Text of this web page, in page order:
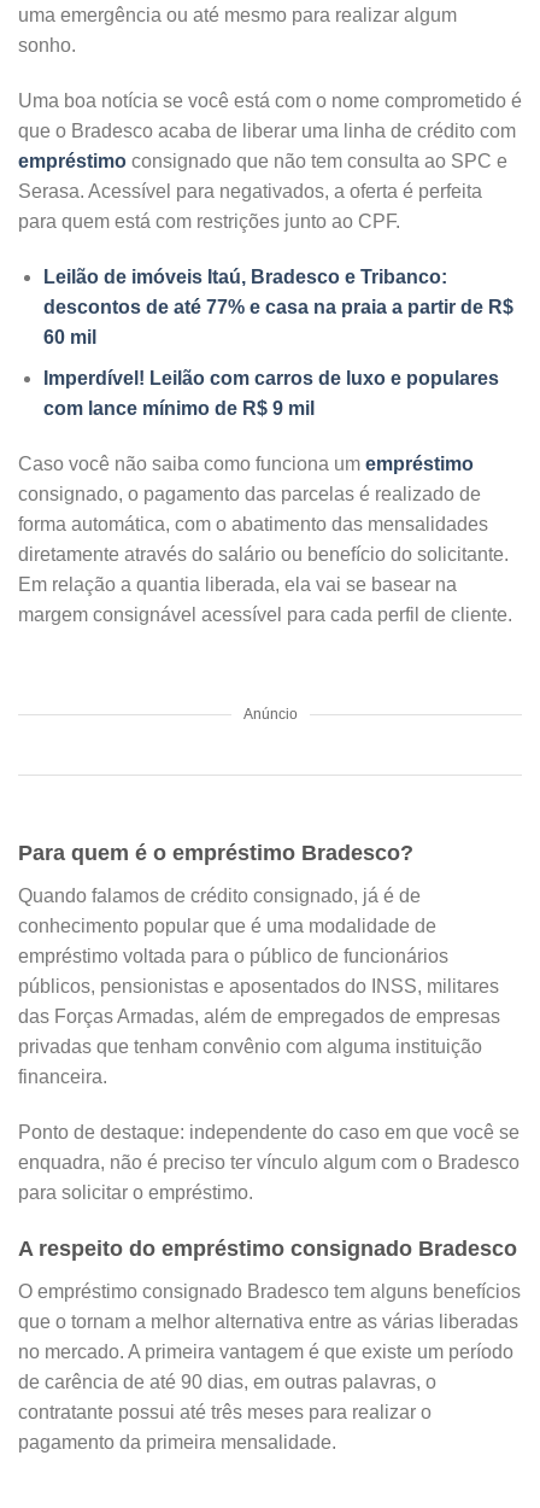
uma emergência ou até mesmo para realizar algum
sonho.
Uma boa notícia se você está com o nome comprometido é
que o Bradesco acaba de liberar uma linha de crédito com
empréstimo consignado que não tem consulta ao SPC e
Serasa. Acessível para negativados, a oferta é perfeita
para quem está com restrições junto ao CPF.
Leilão de imóveis Itaú, Bradesco e Tribanco:
descontos de até 77% e casa na praia a partir de R$
60 mil
Imperdível! Leilão com carros de luxo e populares
com lance mínimo de R$ 9 mil
Caso você não saiba como funciona um empréstimo
consignado, o pagamento das parcelas é realizado de
forma automática, com o abatimento das mensalidades
diretamente através do salário ou benefício do solicitante.
Em relação a quantia liberada, ela vai se basear na
margem consignável acessível para cada perfil de cliente.
Anúncio
Para quem é o empréstimo Bradesco?
Quando falamos de crédito consignado, já é de
conhecimento popular que é uma modalidade de
empréstimo voltada para o público de funcionários
públicos, pensionistas e aposentados do INSS, militares
das Forças Armadas, além de empregados de empresas
privadas que tenham convênio com alguma instituição
financeira.
Ponto de destaque: independente do caso em que você se
enquadra, não é preciso ter vínculo algum com o Bradesco
para solicitar o empréstimo.
A respeito do empréstimo consignado Bradesco
O empréstimo consignado Bradesco tem alguns benefícios
que o tornam a melhor alternativa entre as várias liberadas
no mercado. A primeira vantagem é que existe um período
de carência de até 90 dias, em outras palavras, o
contratante possui até três meses para realizar o
pagamento da primeira mensalidade.